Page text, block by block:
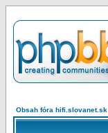
Obsah fóra hifi.slovanet.sk